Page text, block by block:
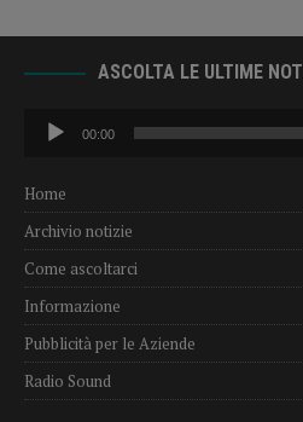
ASCOLTA LE ULTIME
Audio
Player
00:00
Home
Archivio notizie
Come ascoltarci
Informazione
Pubblicità per le Aziende
Radio Sound